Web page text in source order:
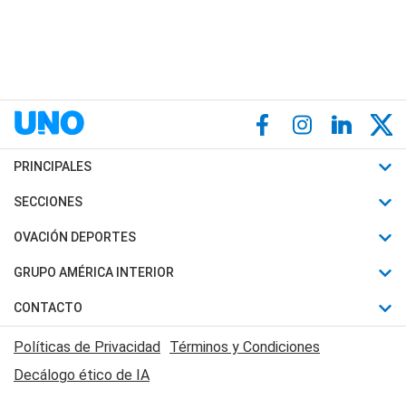
PRINCIPALES
Últimas Noticias
Política
Judiciales
Economia
SECCIONES
Horóscopo
Motores
Trucos caseros
Series y Películas
Edictos y Solicitadas
OVACIÓN DEPORTES
Fútbol
Mundial
Automovilismo
Rugby
GRUPO AMÉRICA INTERIOR
Canal 7 en Vivo
CONTACTO
Acerca de Nosotros
Contactanos
Políticas de Privacidad Términos y Condiciones
Decálogo ético de IA